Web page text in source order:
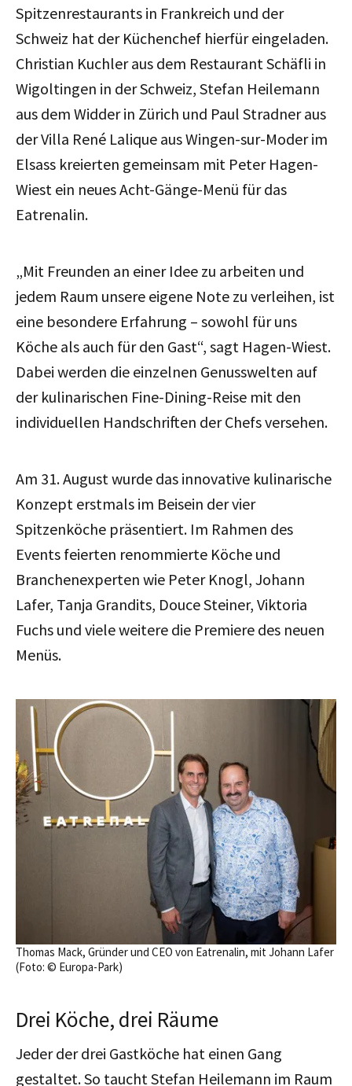
Spitzenrestaurants in Frankreich und der
Schweiz hat der Küchenchef hierfür eingeladen.
Christian Kuchler aus dem Restaurant Schäfli in
Wigoltingen in der Schweiz, Stefan Heilemann
aus dem Widder in Zürich und Paul Stradner aus
der Villa René Lalique aus Wingen-sur-Moder im
Elsass kreierten gemeinsam mit Peter Hagen-
Wiest ein neues Acht-Gänge-Menü für das
Eatrenalin.
„Mit Freunden an einer Idee zu arbeiten und
jedem Raum unsere eigene Note zu verleihen, ist
eine besondere Erfahrung – sowohl für uns
Köche als auch für den Gast“, sagt Hagen-Wiest.
Dabei werden die einzelnen Genusswelten auf
der kulinarischen Fine-Dining-Reise mit den
individuellen Handschriften der Chefs versehen.
Am 31. August wurde das innovative kulinarische
Konzept erstmals im Beisein der vier
Spitzenköche präsentiert. Im Rahmen des
Events feierten renommierte Köche und
Branchenexperten wie Peter Knogl, Johann
Lafer, Tanja Grandits, Douce Steiner, Viktoria
Fuchs und viele weitere die Premiere des neuen
Menüs.
Thomas Mack, Gründer und CEO von Eatrenalin, mit Johann Lafer
(Foto: © Europa-Park)
Drei Köche, drei Räume
Jeder der drei Gastköche hat einen Gang
gestaltet. So taucht Stefan Heilemann im Raum